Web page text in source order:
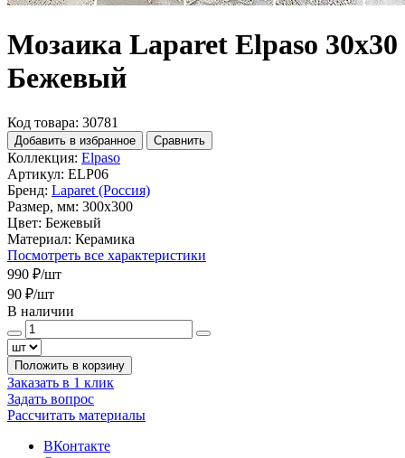
Мозаика Laparet Elpaso 30x30
Бежевый
Код товара: 30781
Добавить в избранное Сравнить
Коллекция: Elpaso
Артикул: ELP06
Бренд: Laparet (Россия)
Размер, мм: 300x300
Цвет: Бежевый
Материал: Керамика
Посмотреть все характеристики
990 ₽/шт
90 ₽/шт
В наличии
Положить в корзину
Заказать в 1 клик
Задать вопрос
Рассчитать материалы
ВКонтакте